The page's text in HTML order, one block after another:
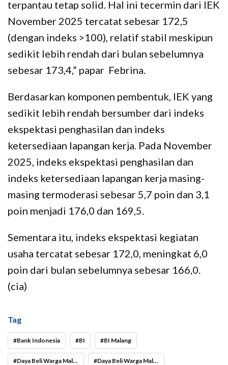
terpantau tetap solid. Hal ini tecermin dari IEK
November 2025 tercatat sebesar 172,5
(dengan indeks >100), relatif stabil meskipun
sedikit lebih rendah dari bulan sebelumnya
sebesar 173,4,” papar Febrina.
Berdasarkan komponen pembentuk, IEK yang
sedikit lebih rendah bersumber dari indeks
ekspektasi penghasilan dan indeks
ketersediaan lapangan kerja. Pada November
2025, indeks ekspektasi penghasilan dan
indeks ketersediaan lapangan kerja masing-
masing termoderasi sebesar 5,7 poin dan 3,1
poin menjadi 176,0 dan 169,5.
Sementara itu, indeks ekspektasi kegiatan
usaha tercatat sebesar 172,0, meningkat 6,0
poin dari bulan sebelumnya sebesar 166,0.
(cia)
Tag
Bank Indonesia BI BI Malang
Daya Beli Warga Malang Daya Beli Warga Malang Optimis Jelang Akhir Tahun